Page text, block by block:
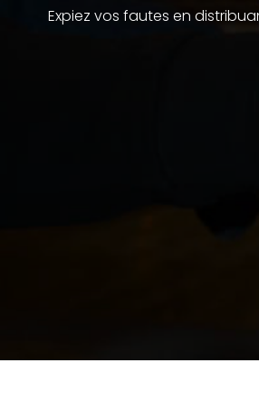
Expiez vos fautes en